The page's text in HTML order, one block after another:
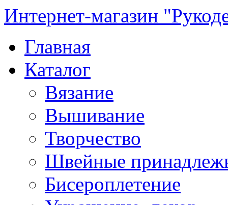
Интернет-магазин
Главная
Каталог
Вязание
Вышивание
Творчество
Швейные
Бисероплетение